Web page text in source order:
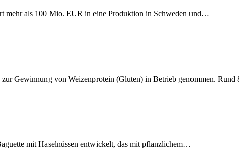
mehr als 100 Mio. EUR in eine Produktion in Schweden und…
Gewinnung von Weizenprotein (Gluten) in Betrieb genommen.
mit Haselnüssen entwickelt, das mit pflanzlichem…